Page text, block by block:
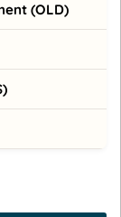
(OLD)